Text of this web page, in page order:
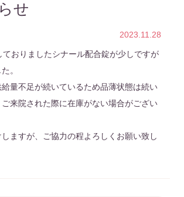
せ
2023.11.28
ておりましたシナール配合錠が少しですが
。
量不足が続いているため品薄状態は続い
来院された際に在庫がない場合がござい
ますが、ご協力の程よろしくお願い致し